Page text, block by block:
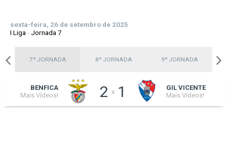
sexta-feira, 26 de setembro de 2025
I Liga -Jornada 7
7ª JORNADA 8ª JORNADA 9ª JORNADA
BENFICA
Mais Vídeos!
2 x 1
GIL VICENTE
Mais Vídeos!